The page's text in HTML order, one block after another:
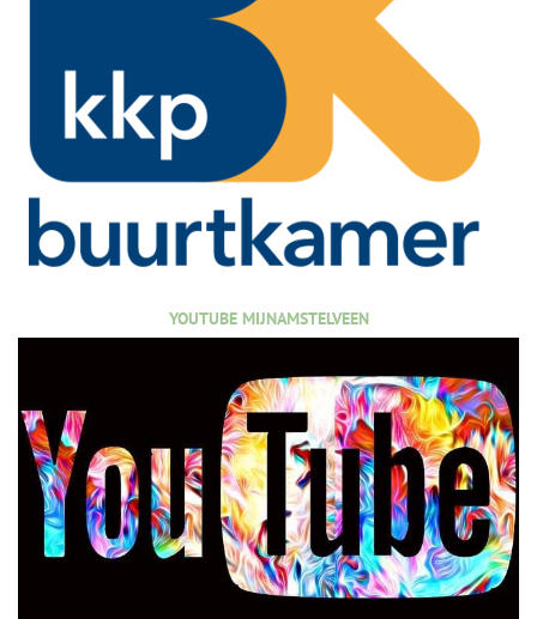
YOUTUBE MIJNAMSTELVEEN